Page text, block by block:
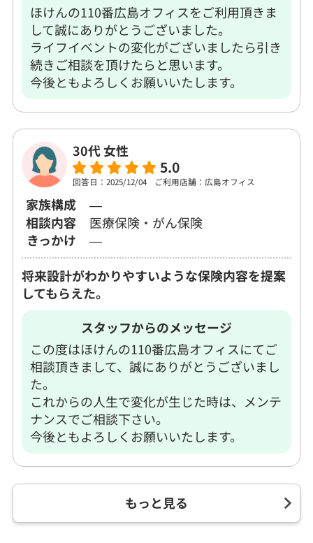
ほけんの110番広島オフィスをご利用頂きま
して誠にありがとうございました。
ライフイベントの変化がございましたら引き
続きご相談を頂けたらと思います。
今後ともよろしくお願いいたします。
30代 女性
5.0
回答日：2025/12/04 ご利用店舗：広島オフィス
家族構成
―
相談内容
医療保険・がん保険
きっかけ
―
将来設計がわかりやすいような保険内容を提案
してもらえた。
スタッフからのメッセージ
この度はほけんの110番広島オフィスにてご
相談頂きまして、誠にありがとうございまし
た。
これからの人生で変化が生じた時は、メンテ
ナンスでご相談下さい。
今後ともよろしくお願いいたします。
もっと見る